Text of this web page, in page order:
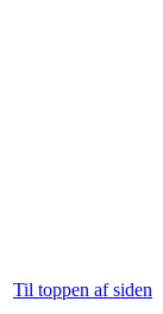
Til toppen af siden